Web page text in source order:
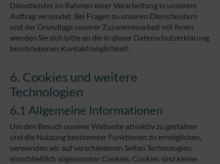
Dienstleister im Rahmen einer Verarbeitung in unserem
Auftrag versendet. Bei Fragen zu unseren Dienstleistern
und der Grundlage unserer Zusammenarbeit mit ihnen
wenden Sie sich bitte an die in dieser Datenschutzerklärung
beschriebenen Kontaktmöglichkeit.
6. Cookies und weitere
Technologien
6.1 Allgemeine Informationen
Um den Besuch unserer Webseite attraktiv zu gestalten
und die Nutzung bestimmter Funktionen zu ermöglichen,
verwenden wir auf verschiedenen Seiten Technologien
einschließlich sogenannter Cookies. Cookies sind kleine